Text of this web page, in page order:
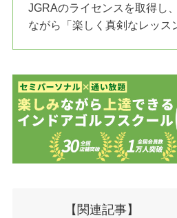
JGRAのライセンスを取得し
ながら「楽しく真剣なレッス
【関連記事】